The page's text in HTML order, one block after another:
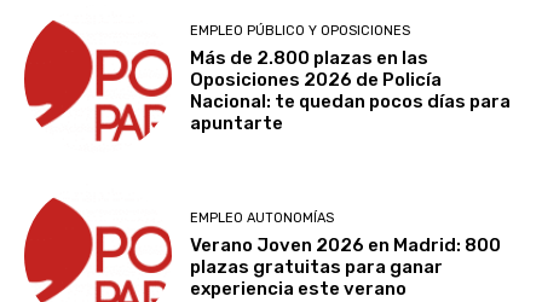
EMPLEO PÚBLICO Y OPOSICIONES
Más de 2.800 plazas en las
Oposiciones 2026 de Policía
Nacional: te quedan pocos días para
apuntarte
EMPLEO AUTONOMÍAS
Verano Joven 2026 en Madrid: 800
plazas gratuitas para ganar
experiencia este verano